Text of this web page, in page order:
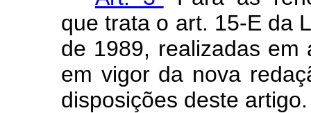
que trata o art. 15-E da
de 1989, realizadas
em vigor da nova
disposições deste artigo.